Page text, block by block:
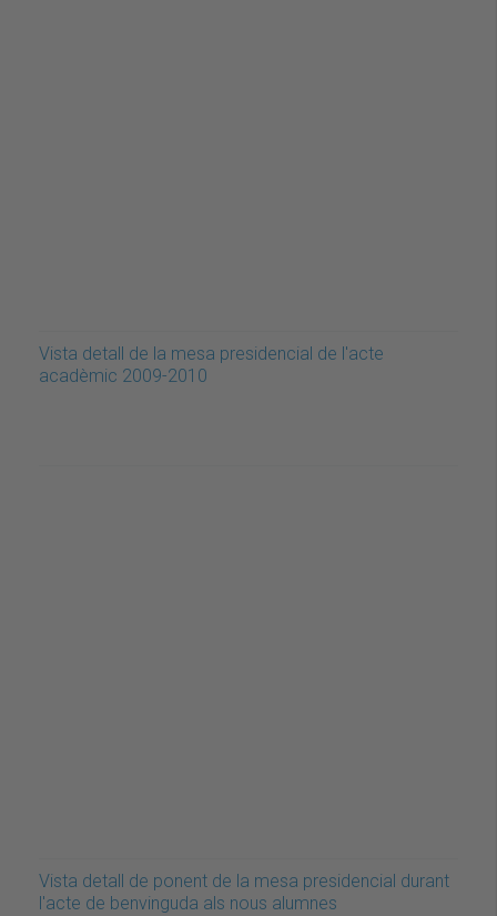
Vista detall de la mesa presidencial de l'acte
acadèmic 2009-2010
Vista detall de ponent de la mesa presidencial durant
l'acte de benvinguda als nous alumnes